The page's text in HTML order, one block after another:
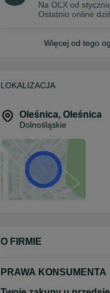
Na OLX od
Ostatnio online
Więcej od tego
LOKALIZACJA
Oleśnica, Oleśnica
Dolnośląskie
O FIRMIE
PRAWA KONSUMENTA